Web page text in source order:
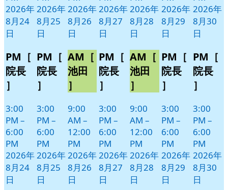
2026年
8月24
日
PM［
院長
］
3:00
PM –
6:00
PM
2026年
8月24
日
2026年
8月25
日
PM［
院長
］
3:00
PM –
6:00
PM
2026年
8月25
日
2026年
8月26
日
AM［
池田
］
9:00
AM –
12:00
PM
2026年
8月26
日
2026年
8月27
日
PM［
院長
］
3:00
PM –
6:00
PM
2026年
8月27
日
2026年
8月28
日
AM［
池田
］
9:00
AM –
12:00
PM
2026年
8月28
日
2026年
8月29
日
PM［
院長
］
3:00
PM –
6:00
PM
2026年
8月29
日
2026年
8月30
日
PM［
院長
］
3:00
PM –
6:00
PM
2026年
8月30
日